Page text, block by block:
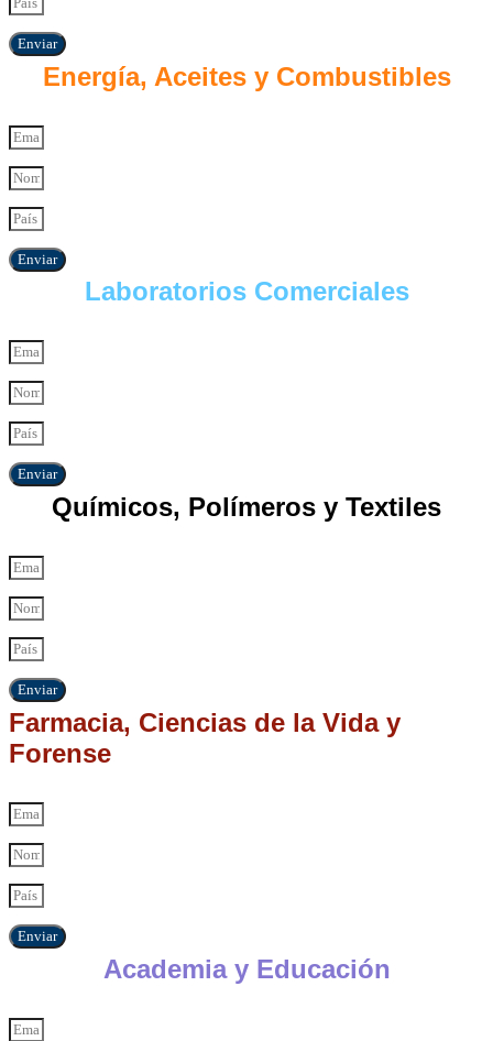
Enviar
Energía, Aceites y Combustibles
Enviar
Laboratorios Comerciales
Enviar
Químicos, Polímeros y Textiles
Enviar
Farmacia, Ciencias de la Vida y
Forense
Enviar
Academia y Educación